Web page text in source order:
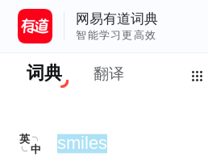
网易有道词典
智能学习更高效
词典 翻译
英
中